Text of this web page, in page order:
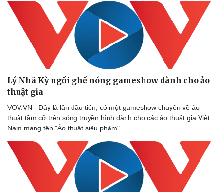
Lý Nhã Kỳ ngồi ghế nóng gameshow dành cho ảo
thuật gia
VOV.VN - Đây là lần đầu tiên, có một gameshow chuyên về ảo
thuật tầm cỡ trên sóng truyền hình dành cho các ảo thuật gia Việt
Nam mang tên "Ảo thuật siêu phàm".